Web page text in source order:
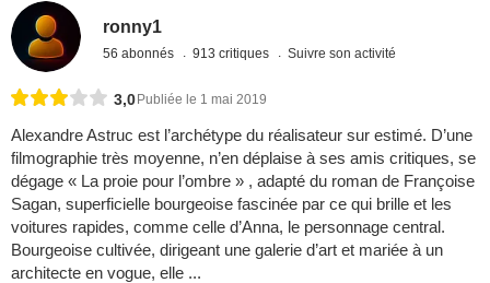
ronny1
56 abonnés 913 critiques Suivre son activité
3,0Publiée le 1 mai 2019
Alexandre Astruc est l’archétype du réalisateur sur estimé. D’une
filmographie très moyenne, n’en déplaise à ses amis critiques, se
dégage « La proie pour l’ombre » , adapté du roman de Françoise
Sagan, superficielle bourgeoise fascinée par ce qui brille et les
voitures rapides, comme celle d’Anna, le personnage central.
Bourgeoise cultivée, dirigeant une galerie d’art et mariée à un
architecte en vogue, elle ...